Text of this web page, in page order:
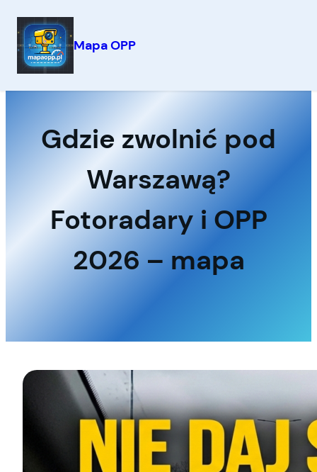
Przejdź
Mapa OPP
Gdzie zwolnić pod
Warszawą?
Fotoradary i OPP
2026 – mapa